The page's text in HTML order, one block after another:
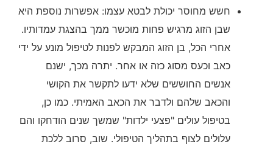
חשש מחוסר יכולת לבטא עצמו: אפשרות נוספת היא
שבן הזוג מרגיש פחות מוכשר ממך בהצגת עמדותיו.
אחרי הכל, בן הזוג המבקש לפנות לטיפול מונע על ידי
כאב וכעס מסוג כזה או אחר. יתרה מכך, ישנם
אנשים החוששים שלא ידעו לתקשר את הקושי
והכאב שלהם ולדבר את הכאב האמיתי. כמו כן,
בטיפול עולים "פצעי ילדות" שמשך שנים הודחקו והם
עלולים לצוף בתהליך הטיפולי. שוב, סרוב ללכת